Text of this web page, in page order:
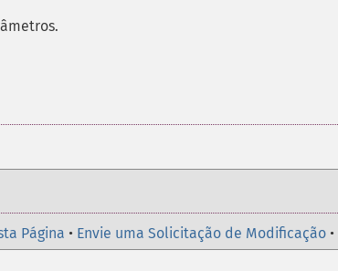
Página • Envie uma Solicitação de Modificação •